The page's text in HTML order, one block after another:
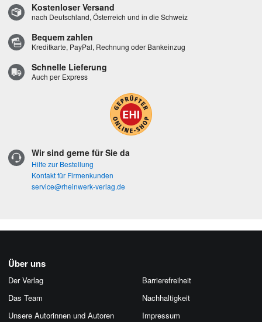
Kostenloser Versand
nach Deutschland, Österreich und in die Schweiz
Bequem zahlen
Kreditkarte, PayPal, Rechnung oder Bankeinzug
Schnelle Lieferung
Auch per Express
Wir sind gerne für Sie da
Hilfe zur Bestellung
Kontakt für Firmenkunden
service@rheinwerk-verlag.de
Über uns
Der Verlag
Das Team
Unsere Autorinnen und Autoren
Barrierefreiheit
Nachhaltigkeit
Impressum